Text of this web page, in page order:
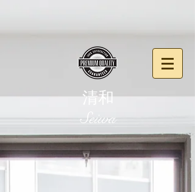
清和
​Seiwa